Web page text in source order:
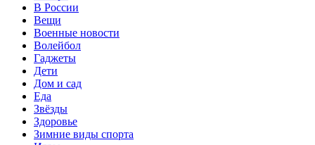
В России
Вещи
Военные новости
Волейбол
Гаджеты
Дети
Дом и сад
Еда
Звёзды
Здоровье
Зимние виды спорта